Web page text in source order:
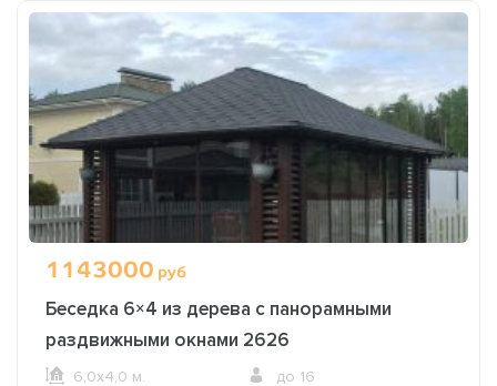
1143000 руб
Беседка 6×4 из дерева с панорамными
раздвижными окнами 2626
6,0х4,0 м. до 16